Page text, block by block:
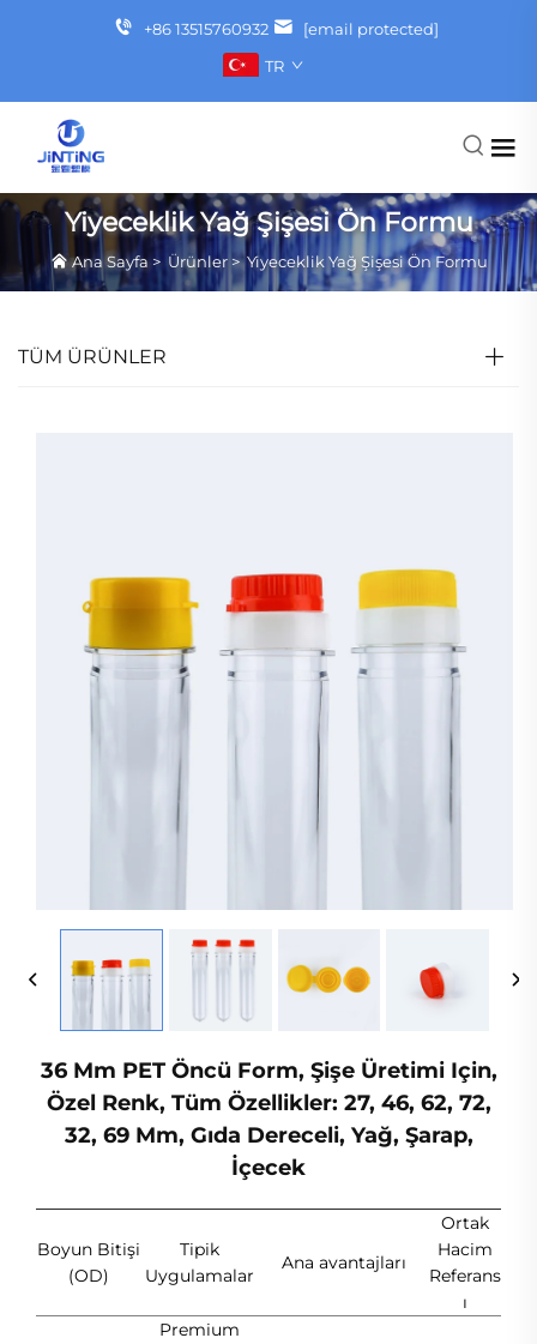
+86 13515760932
[email protected]
TR
Yiyeceklik Yağ Şişesi Ön Formu
Ana Sayfa> Ürünler>Yiyeceklik Yağ Şişesi Ön Formu
TÜM ÜRÜNLER
36 Mm PET Öncü Form, Şişe Üretimi Için,
Özel Renk, Tüm Özellikler: 27, 46, 62, 72,
32, 69 Mm, Gıda Dereceli, Yağ, Şarap,
İçecek
Boyun Bitişi
(OD)
Tipik
Uygulamalar
Ana avantajları
Ortak
Hacim
Referans
ı
Premium